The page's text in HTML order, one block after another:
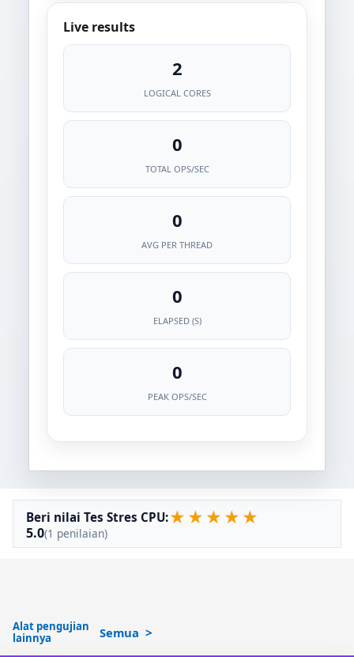
Live results
2
LOGICAL CORES
0
TOTAL OPS/SEC
0
AVG PER THREAD
0
ELAPSED (S)
0
PEAK OPS/SEC
Beri nilai Tes Stres CPU:★ ★ ★ ★ ★
5.0(1 penilaian)
Alat pengujian
lainnya
Semua